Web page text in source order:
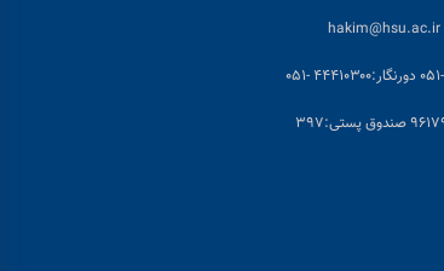
hakim@hsu.ac.ir
دورنگار:۴۴۴۱۰۳۰۰ -۰۵۱